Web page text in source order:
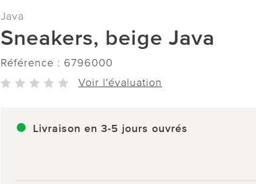
Java
Sneakers, beige Java
Référence : 6796000
Voir l'évaluation
Livraison en 3-5 jours ouvrés